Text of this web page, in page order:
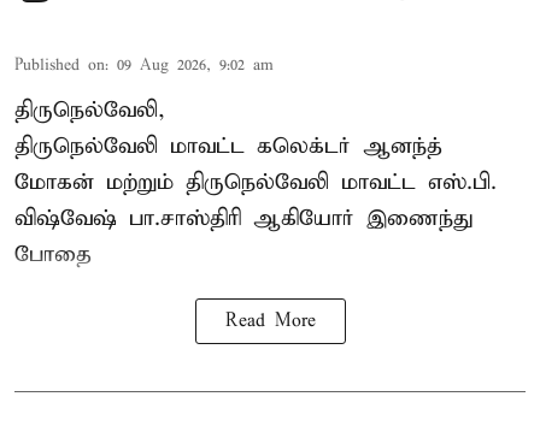
Published on: 09 Aug 2026, 9:02 am
திருநெல்வேலி,
திருநெல்வேலி மாவட்ட கலெக்டர் ஆனந்த்
மோகன் மற்றும் திருநெல்வேலி மாவட்ட எஸ்.பி.
விஷ்வேஷ் பா.சாஸ்திரி ஆகியோர் இணைந்து
போதை
Read More